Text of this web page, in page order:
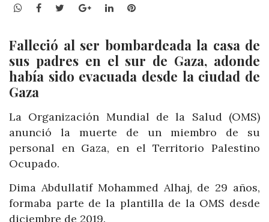
WhatsApp
Facebook
TwitterGoogle+LinkedInPinterest
Falleció al ser bombardeada la casa de
sus padres en el sur de Gaza, adonde
había sido evacuada desde la ciudad de
Gaza
La Organización Mundial de la Salud (OMS)
anunció la muerte de un miembro de su
personal en Gaza, en el Territorio Palestino
Ocupado.
Dima Abdullatif Mohammed Alhaj, de 29 años,
formaba parte de la plantilla de la OMS desde
diciembre de 2019.